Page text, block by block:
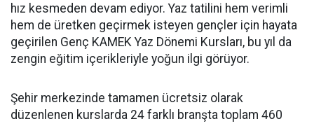
hız kesmeden devam ediyor. Yaz tatilini hem verimli
hem de üretken geçirmek isteyen gençler için hayata
geçirilen Genç KAMEK Yaz Dönemi Kursları, bu yıl da
zengin eğitim içerikleriyle yoğun ilgi görüyor.
Şehir merkezinde tamamen ücretsiz olarak
düzenlenen kurslarda 24 farklı branşta toplam 460